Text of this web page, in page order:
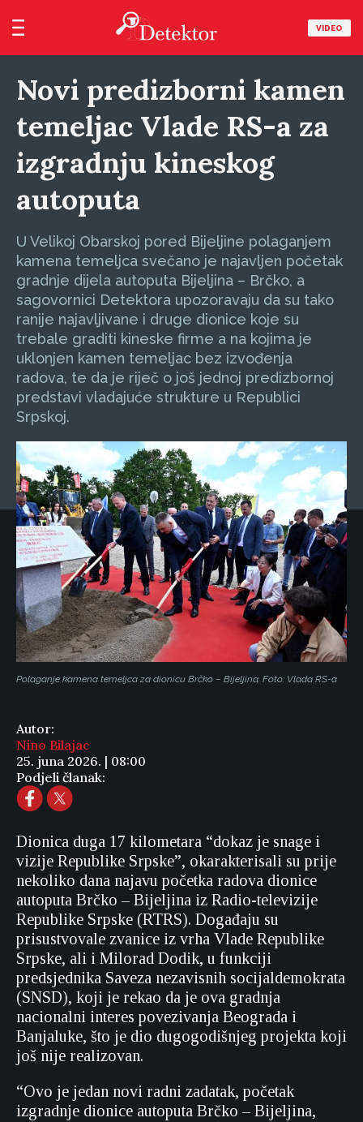
VIDEO
Novi predizborni kamen
temeljac Vlade RS-a za
izgradnju kineskog
autoputa
U Velikoj Obarskoj pored Bijeljine polaganjem
kamena temeljca svečano je najavljen početak
gradnje dijela autoputa Bijeljina – Brčko, a
sagovornici Detektora upozoravaju da su tako
ranije najavljivane i druge dionice koje su
trebale graditi kineske firme a na kojima je
uklonjen kamen temeljac bez izvođenja
radova, te da je riječ o još jednoj predizbornoj
predstavi vladajuće strukture u Republici
Srpskoj.
Polaganje kamena temeljca za dionicu Brčko – Bijeljina. Foto: Vlada RS-a
Autor:
Nino Bilajac
25. juna 2026. | 08:00
Podjeli članak:
Dionica duga 17 kilometara “dokaz je snage i
vizije Republike Srpske”, okarakterisali su prije
nekoliko dana najavu početka radova dionice
autoputa Brčko – Bijeljina iz Radio-televizije
Republike Srpske (RTRS). Događaju su
prisustvovale zvanice iz vrha Vlade Republike
Srpske, ali i Milorad Dodik, u funkciji
predsjednika Saveza nezavisnih socijaldemokrata
(SNSD), koji je rekao da je ova gradnja
nacionalni interes povezivanja Beograda i
Banjaluke, što je dio dugogodišnjeg projekta koji
još nije realizovan.
“Ovo je jedan novi radni zadatak, početak
izgradnje dionice autoputa Brčko – Bijeljina,